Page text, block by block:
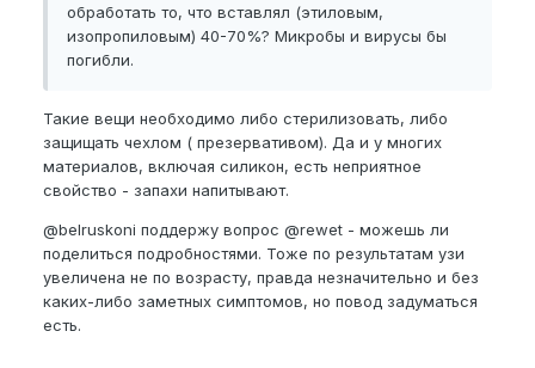
обработать то, что вставлял (этиловым,
изопропиловым) 40-70%? Микробы и вирусы бы
погибли.
Такие вещи необходимо либо стерилизовать, либо
защищать чехлом ( презервативом). Да и у многих
материалов, включая силикон, есть неприятное
свойство - запахи напитывают.
@belruskoni поддержу вопрос @rewet - можешь ли
поделиться подробностями. Тоже по результатам узи
увеличена не по возрасту, правда незначительно и без
каких-либо заметных симптомов, но повод задуматься
есть.